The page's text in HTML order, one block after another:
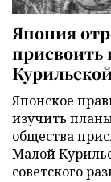
Япония
присвоить
Японское
изучить
общества
Малой
советского